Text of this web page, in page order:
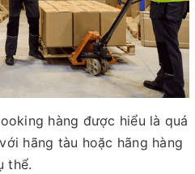
hàng được hiểu là quá
hãng tàu hoặc hãng hàng
thể.